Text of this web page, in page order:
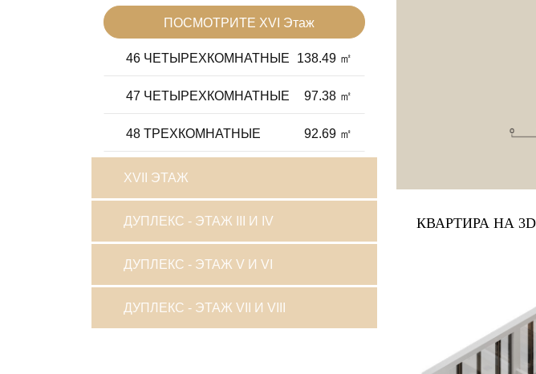
ПОСМОТРИТЕ XVI Этаж
46 ЧЕТЫРЕХКОМНАТНЫЕ 138.49 ㎡
47 ЧЕТЫРЕХКОМНАТНЫЕ 97.38 ㎡
48 ТРЕХКОМНАТНЫЕ 92.69 ㎡
XVII ЭТАЖ
ДУПЛЕКС - ЭТАЖ III И IV
ДУПЛЕКС - ЭТАЖ V И VI
ДУПЛЕКС - ЭТАЖ VII И VIII
КВАРТИРА НА